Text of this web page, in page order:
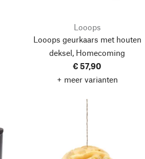
Looops
Looops geurkaars met houten
deksel, Homecoming
€ 57,90
+ meer varianten